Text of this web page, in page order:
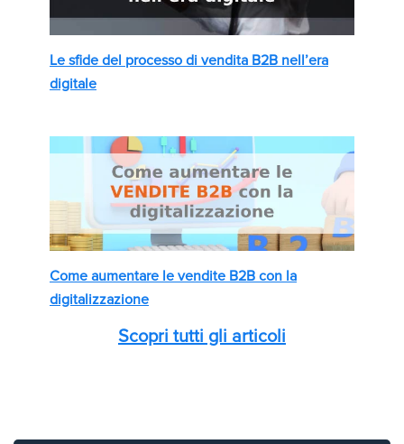
Le sfide del processo di vendita B2B nell’era
digitale
Come aumentare le vendite B2B con la
digitalizzazione
Scopri tutti gli articoli